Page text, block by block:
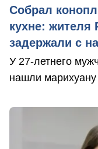
Собрал
кухне: жителя
задержали с
У 27-летнего
нашли